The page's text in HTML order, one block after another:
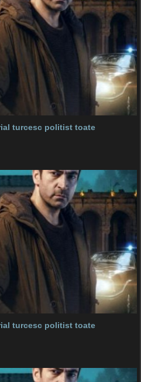
turcesc politist toate
turcesc politist toate